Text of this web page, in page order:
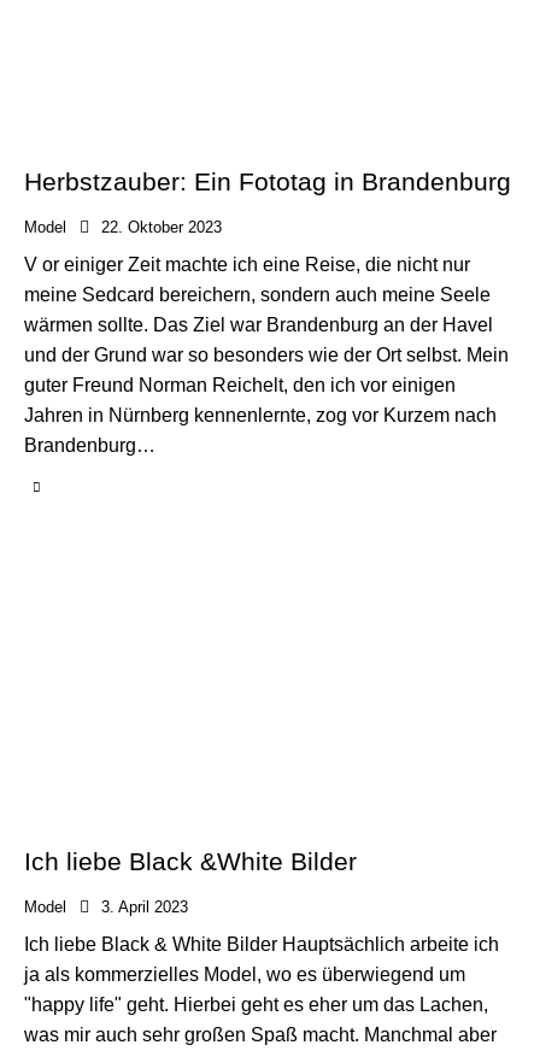
Herbstzauber: Ein Fototag in Brandenburg
Model 22. Oktober 2023
V or einiger Zeit machte ich eine Reise, die nicht nur
meine Sedcard bereichern, sondern auch meine Seele
wärmen sollte. Das Ziel war Brandenburg an der Havel
und der Grund war so besonders wie der Ort selbst. Mein
guter Freund Norman Reichelt, den ich vor einigen
Jahren in Nürnberg kennenlernte, zog vor Kurzem nach
Brandenburg…
Ich liebe Black &White Bilder
Model 3. April 2023
Ich liebe Black & White Bilder Hauptsächlich arbeite ich
ja als kommerzielles Model, wo es überwiegend um
"happy life" geht. Hierbei geht es eher um das Lachen,
was mir auch sehr großen Spaß macht. Manchmal aber